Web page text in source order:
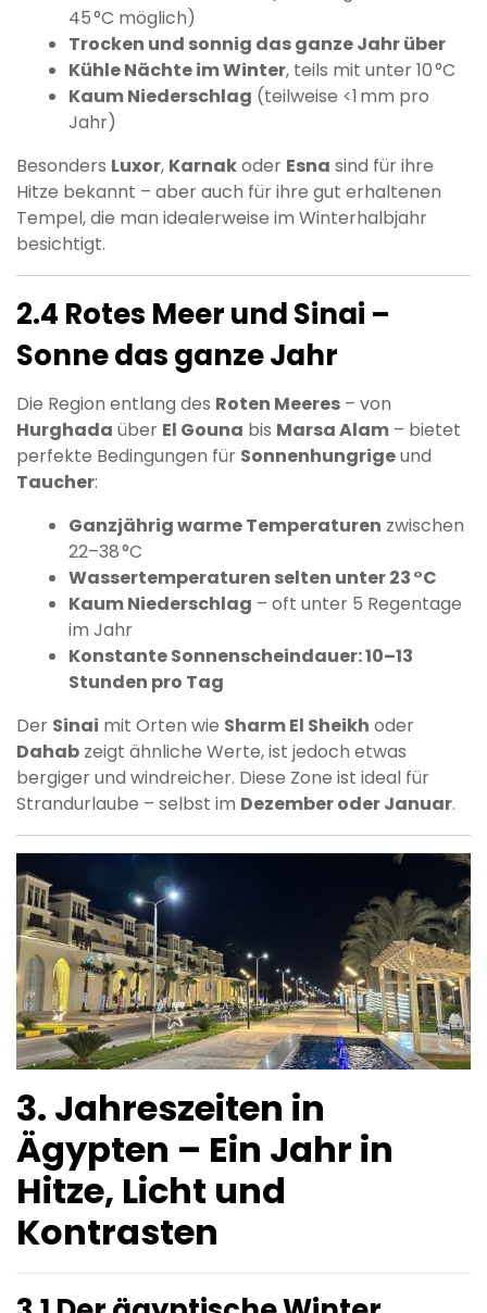
45 °C möglich)
Trocken und sonnig das ganze Jahr über
Kühle Nächte im Winter, teils mit unter 10 °C
Kaum Niederschlag (teilweise <1 mm pro
Jahr)
Besonders Luxor, Karnakoder Esna sind für ihre
Hitze bekannt – aber auch für ihre gut erhaltenen
Tempel, die man idealerweise im Winterhalbjahr
besichtigt.
2.4 Rotes Meer und Sinai –
Sonne das ganze Jahr
Die Region entlang des Roten Meeres – von
Hurghada über El Gouna bis Marsa Alam – bietet
perfekte Bedingungen für Sonnenhungrigeund
Taucher:
Ganzjährig warme Temperaturen zwischen
22–38 °C
Wassertemperaturen selten unter 23 °C
Kaum Niederschlag – oft unter 5 Regentage
im Jahr
Konstante Sonnenscheindauer: 10–13
Stunden pro Tag
Der Sinai mit Orten wie Sharm El Sheikh oder
Dahab zeigt ähnliche Werte, ist jedoch etwas
bergiger und windreicher. Diese Zone ist ideal für
Strandurlaube – selbst im Dezember oder Januar.
3. Jahreszeiten in
Ägypten – Ein Jahr in
Hitze, Licht und
Kontrasten